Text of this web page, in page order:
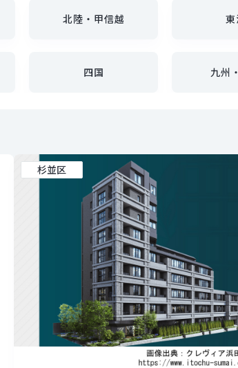
北陸・甲信越 東
四国 九州
杉並区